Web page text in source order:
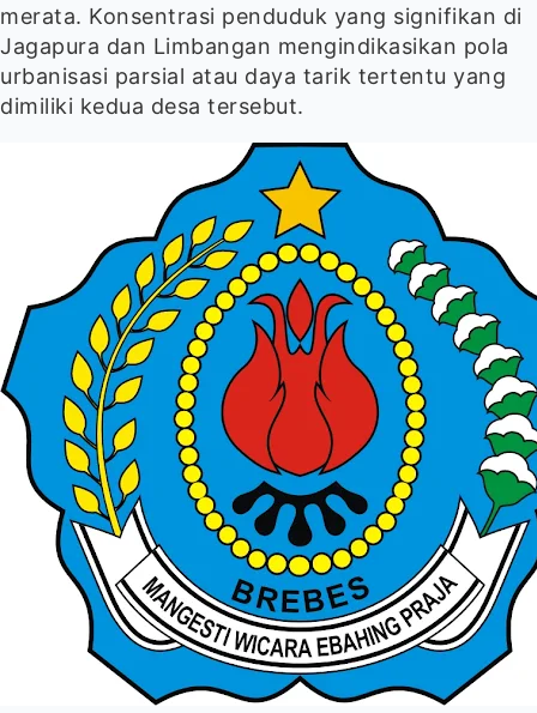
merata. Konsentrasi penduduk yang signifikan di
Jagapura dan Limbangan mengindikasikan pola
urbanisasi parsial atau daya tarik tertentu yang
dimiliki kedua desa tersebut.